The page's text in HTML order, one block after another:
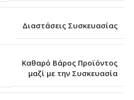
Διαστάσεις Συσκευασίας
Καθαρό Βάρος Προϊόντος
μαζί με την Συσκευασία